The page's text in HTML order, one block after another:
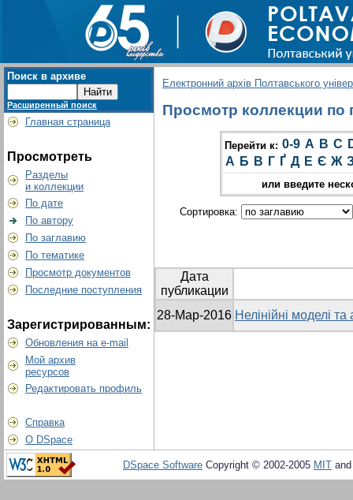
Поиск в архиве
Расширенный поиск
Главная страница
Просмотреть
Разделы
и коллекции
По дате
По автору
По заглавию
По тематике
Просмотр документов
Последние поступления
Зарегистрированным:
Обновления на e-mail
Мой архив
ресурсов
Редактировать профиль
Справка
О DSpace
Електронний архів Полтавського
Просмотр коллекции по
Перейти к: 0-9 A B C
А Б В Г Ґ Д Е Є Ж
или введите
Сортировка:
Дата
публикации
28-Мар-2016 Нелінійні моделі
DSpace Software Copyright © 2002-2005 MIT